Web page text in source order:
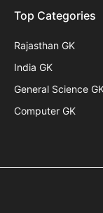
Top Categories
Rajasthan GK
India GK
General Science
Computer GK